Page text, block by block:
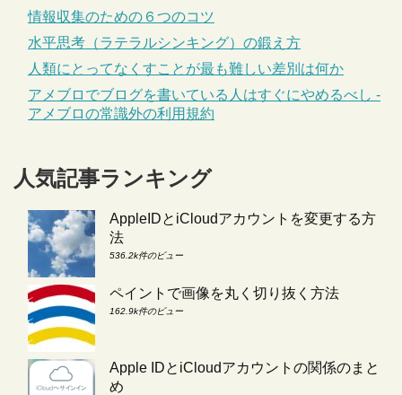
情報収集のための６つのコツ
水平思考（ラテラルシンキング）の鍛え方
人類にとってなくすことが最も難しい差別は何か
アメブロでブログを書いている人はすぐにやめるべし -
アメブロの常識外の利用規約
人気記事ランキング
AppleIDとiCloudアカウントを変更する方
法
536.2k件のビュー
ペイントで画像を丸く切り抜く方法
162.9k件のビュー
Apple IDとiCloudアカウントの関係のまと
め